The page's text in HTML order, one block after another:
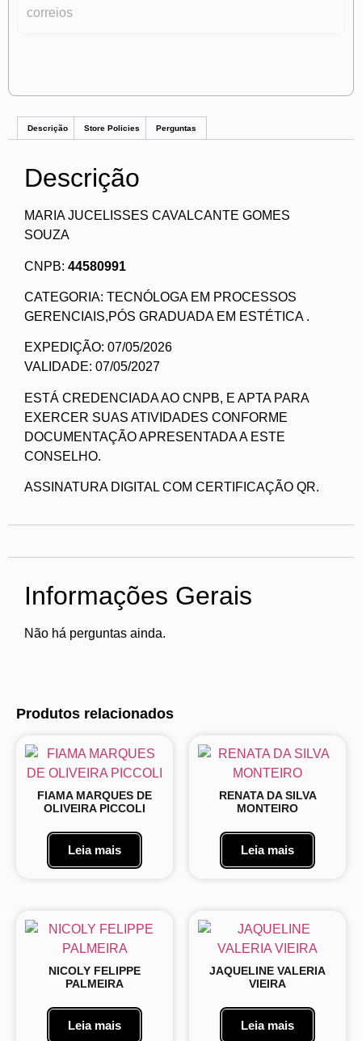
Descrição Store Policies Perguntas
Descrição
MARIA JUCELISSES CAVALCANTE GOMES
SOUZA
CNPB: 44580991
CATEGORIA: TECNÓLOGA EM PROCESSOS
GERENCIAIS,PÓS GRADUADA EM ESTÉTICA .
EXPEDIÇÃO: 07/05/2026
VALIDADE: 07/05/2027
ESTÁ CREDENCIADA AO CNPB, E APTA PARA
EXERCER SUAS ATIVIDADES CONFORME
DOCUMENTAÇÃO APRESENTADA A ESTE
CONSELHO.
ASSINATURA DIGITAL COM CERTIFICAÇÃO QR.
Informações Gerais
Não há perguntas ainda.
Produtos relacionados
FIAMA MARQUES DE
OLIVEIRA PICCOLI
Leia mais
RENATA DA SILVA
MONTEIRO
Leia mais
NICOLY FELIPPE
PALMEIRA
Leia mais
JAQUELINE VALERIA
VIEIRA
Leia mais